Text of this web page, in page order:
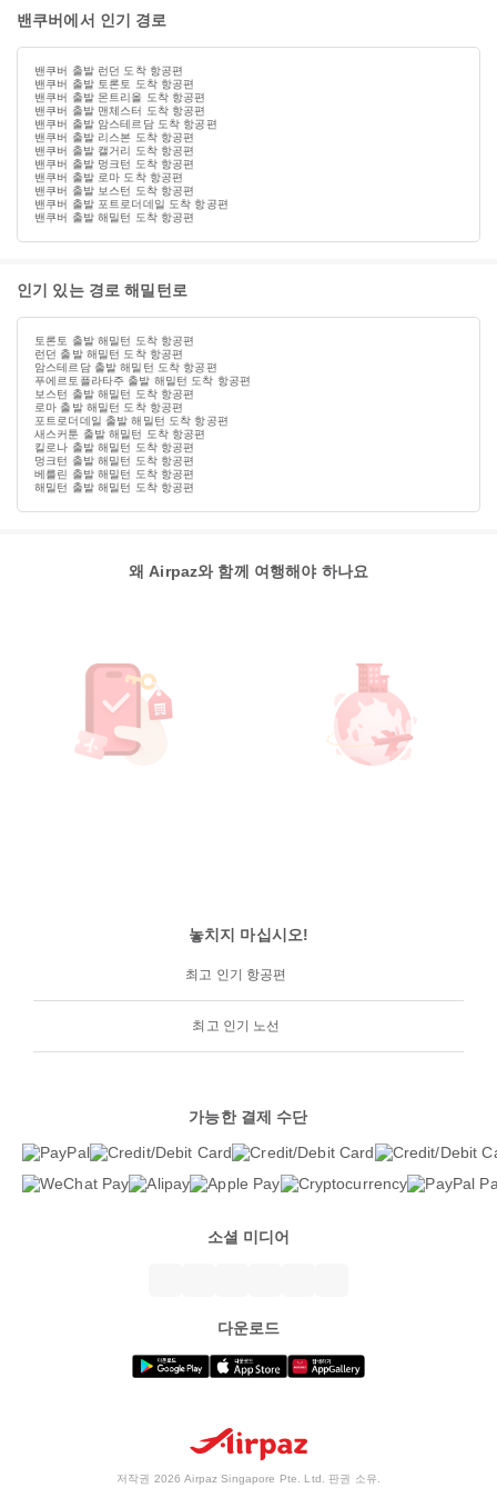
밴쿠버에서 인기 경로
밴쿠버 출발 런던 도착 항공편
밴쿠버 출발 토론토 도착 항공편
밴쿠버 출발 몬트리올 도착 항공편
밴쿠버 출발 맨체스터 도착 항공편
밴쿠버 출발 암스테르담 도착 항공편
밴쿠버 출발 리스본 도착 항공편
밴쿠버 출발 캘거리 도착 항공편
밴쿠버 출발 멍크턴 도착 항공편
밴쿠버 출발 로마 도착 항공편
밴쿠버 출발 보스턴 도착 항공편
밴쿠버 출발 포트로더데일 도착 항공편
밴쿠버 출발 해밀턴 도착 항공편
인기 있는 경로 해밀턴로
토론토 출발 해밀턴 도착 항공편
런던 출발 해밀턴 도착 항공편
암스테르담 출발 해밀턴 도착 항공편
푸에르토플라타주 출발 해밀턴 도착 항공편
보스턴 출발 해밀턴 도착 항공편
로마 출발 해밀턴 도착 항공편
포트로더데일 출발 해밀턴 도착 항공편
새스커툰 출발 해밀턴 도착 항공편
킬로나 출발 해밀턴 도착 항공편
멍크턴 출발 해밀턴 도착 항공편
베를린 출발 해밀턴 도착 항공편
해밀턴 출발 해밀턴 도착 항공편
왜 Airpaz와 함께 여행해야 하나요
놓치지 마십시오!
최고 인기 항공편
최고 인기 노선
가능한 결제 수단
소셜 미디어
다운로드
저작권 2026 Airpaz Singapore Pte. Ltd. 판권 소유.